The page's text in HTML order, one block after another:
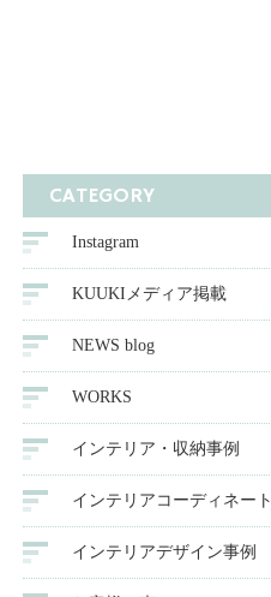
CATEGORY
Instagram
KUUKIメディア掲載
NEWS blog
WORKS
インテリア・収納事例
インテリアコーディネート
インテリアデザイン事例